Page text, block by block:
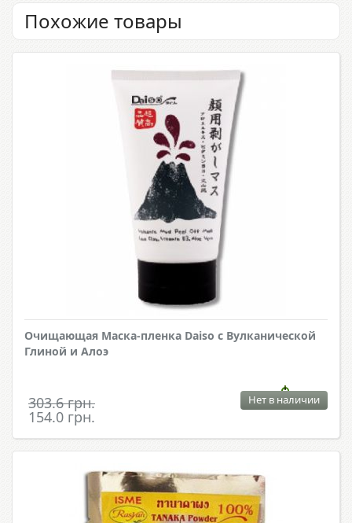
Похожие товары
Очищающая Маска-пленка Daiso с Вулканической
Глиной и Алоэ
303.6 грн.
154.0 грн.
Нет в наличии